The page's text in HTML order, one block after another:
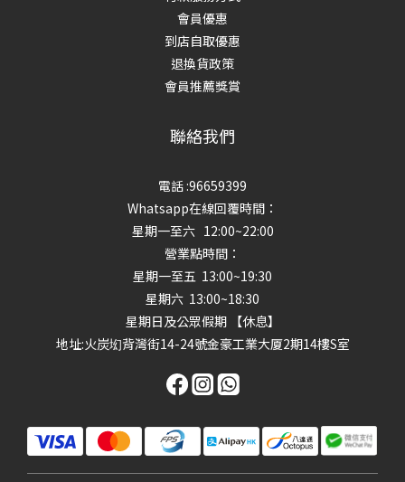
會員優惠
到店自取優惠
退換貨政策
會員推薦獎賞
聯絡我們
電話 :96659399
Whatsapp在線回覆時間：
星期一至六 12:00~22:00
營業點時間：
星期一至五 13:00~19:30
星期六 13:00~18:30
星期日及公眾假期 【休息】
地址:火炭㘭背灣街14-24號金豪工業大厦2期14樓S室